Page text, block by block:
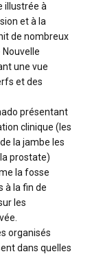
illustrée à
et à la
de nombreux
une vue
et des
présentant
clinique (les
la jambe les
prostate)
la fosse
à la fin de
les
organisés
dans quelles